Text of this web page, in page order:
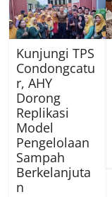
Kunjungi TPS
Condongcatu
r, AHY
Dorong
Replikasi
Model
Pengelolaan
Sampah
Berkelanjuta
n